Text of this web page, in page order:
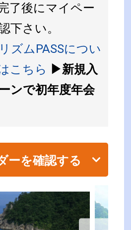
了後にマイペー
下さい。
ズムPASSについ
こちら ▶新規入
ンで初年度年会
ーを確認する